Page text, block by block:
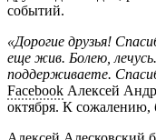
событий.
«Дорогие друзья!
еще жив. Болею,
поддерживаете.
Facebook Алексей
октября. К сожалению,